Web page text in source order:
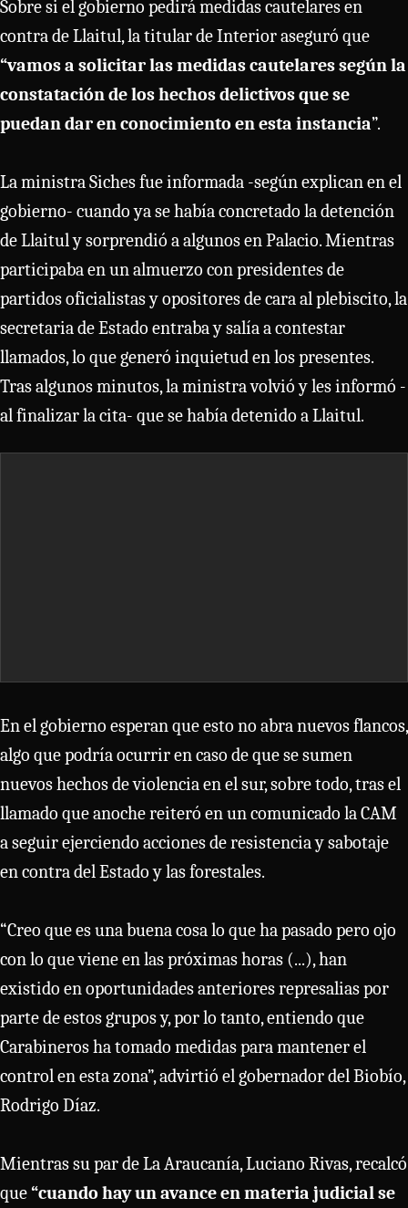
Sobre si el gobierno pedirá medidas cautelares en
contra de Llaitul, la titular de Interior aseguró que
“vamos a solicitar las medidas cautelares según la
constatación de los hechos delictivos que se
puedan dar en conocimiento en esta instancia”.
La ministra Siches fue informada -según explican en el
gobierno- cuando ya se había concretado la detención
de Llaitul y sorprendió a algunos en Palacio. Mientras
participaba en un almuerzo con presidentes de
partidos oficialistas y opositores de cara al plebiscito, la
secretaria de Estado entraba y salía a contestar
llamados, lo que generó inquietud en los presentes.
Tras algunos minutos, la ministra volvió y les informó -
al finalizar la cita- que se había detenido a Llaitul.
En el gobierno esperan que esto no abra nuevos flancos,
algo que podría ocurrir en caso de que se sumen
nuevos hechos de violencia en el sur, sobre todo, tras el
llamado que anoche reiteró en un comunicado la CAM
a seguir ejerciendo acciones de resistencia y sabotaje
en contra del Estado y las forestales.
“Creo que es una buena cosa lo que ha pasado pero ojo
con lo que viene en las próximas horas (...), han
existido en oportunidades anteriores represalias por
parte de estos grupos y, por lo tanto, entiendo que
Carabineros ha tomado medidas para mantener el
control en esta zona”, advirtió el gobernador del Biobío,
Rodrigo Díaz.
Mientras su par de La Araucanía, Luciano Rivas, recalcó
que “cuando hay un avance en materia judicial se